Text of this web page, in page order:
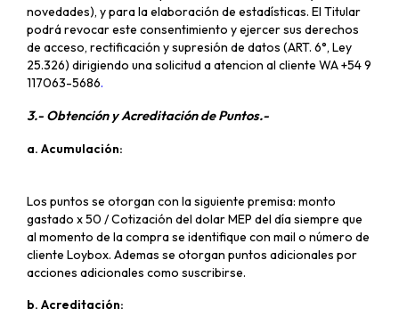
novedades), y para la elaboración de estadísticas. El Titular
podrá revocar este consentimiento y ejercer sus derechos
de acceso, rectificación y supresión de datos (ART. 6°, Ley
25.326) dirigiendo una solicitud a atencion al cliente WA +54 9
117063-5686.
3.- Obtención y Acreditación de Puntos.-
a. Acumulación:
Los puntos se otorgan con la siguiente premisa: monto
gastado x 50 / Cotización del dolar MEP del día siempre que
al momento de la compra se identifique con mail o número de
cliente Loybox. Ademas se otorgan puntos adicionales por
acciones adicionales como suscribirse.
b. Acreditación: